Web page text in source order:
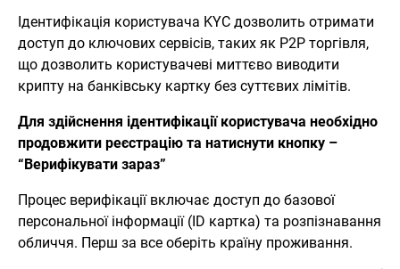
Ідентифікація користувача KYC дозволить отримати
доступ до ключових сервісів, таких як P2P торгівля,
що дозволить користувачеві миттєво виводити
крипту на банківську картку без суттєвих лімітів.
Для здійснення ідентифікації користувача необхідно
продовжити реєстрацію та натиснути кнопку –
“Верифікувати зараз”
Процес верифікації включає доступ до базової
персональної інформації (ID картка) та розпізнавання
обличчя. Перш за все оберіть країну проживання.